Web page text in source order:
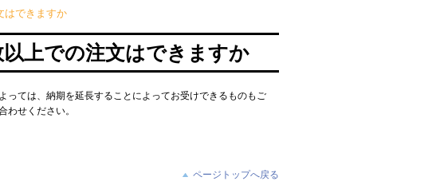
はできますか
上での注文はできますか
っては、納期を延長することによってお受けできるものもご
わせください。
ページトップへ戻る